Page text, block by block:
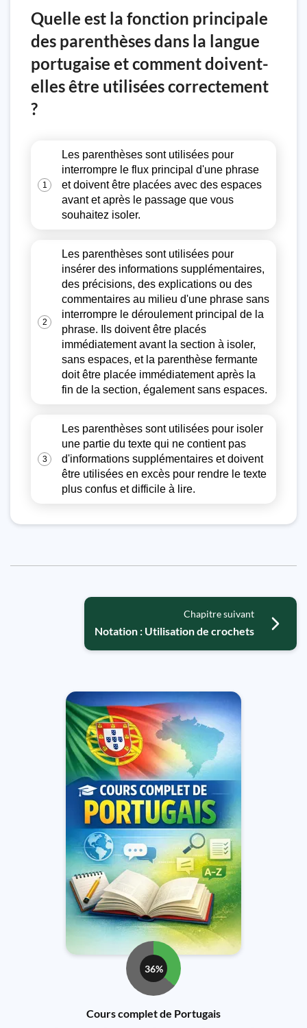
Quelle est la fonction principale
des parenthèses dans la langue
portugaise et comment doivent-
elles être utilisées correctement
?
1
Les parenthèses sont utilisées pour
interrompre le flux principal d'une phrase
et doivent être placées avec des espaces
avant et après le passage que vous
souhaitez isoler.
2
Les parenthèses sont utilisées pour
insérer des informations supplémentaires,
des précisions, des explications ou des
commentaires au milieu d'une phrase sans
interrompre le déroulement principal de la
phrase. Ils doivent être placés
immédiatement avant la section à isoler,
sans espaces, et la parenthèse fermante
doit être placée immédiatement après la
fin de la section, également sans espaces.
3
Les parenthèses sont utilisées pour isoler
une partie du texte qui ne contient pas
d'informations supplémentaires et doivent
être utilisées en excès pour rendre le texte
plus confus et difficile à lire.
Chapitre suivant
Notation : Utilisation de crochets
36%
Cours complet de Portugais